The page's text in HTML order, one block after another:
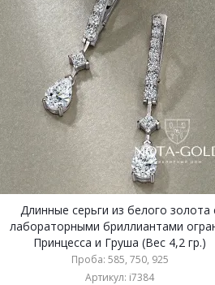
Длинные серьги из белого золота
лабораторными бриллиантами
Принцесса и Груша (Вес 4,2 гр.)
Проба: 585, 750, 925
Артикул: i7384